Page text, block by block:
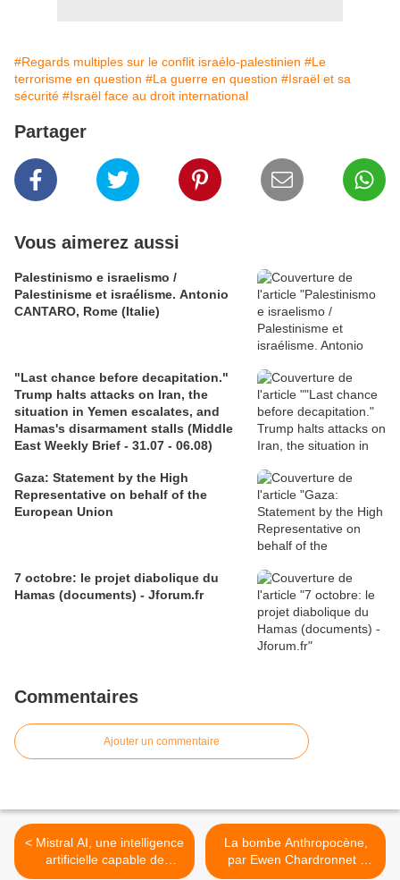
#Regards multiples sur le conflit israélo-palestinien #Le
terrorisme en question #La guerre en question #Israël et sa
sécurité #Israël face au droit international
Partager
Vous aimerez aussi
Palestinismo e israelismo /
Palestinisme et israélisme. Antonio
CANTARO, Rome (Italie)
"Last chance before decapitation."
Trump halts attacks on Iran, the
situation in Yemen escalates, and
Hamas's disarmament stalls (Middle
East Weekly Brief - 31.07 - 06.08)
Gaza: Statement by the High
Representative on behalf of the
European Union
7 octobre: le projet diabolique du
Hamas (documents) - Jforum.fr
Commentaires
Ajouter un commentaire
< Mistral AI, une intelligence
artificielle capable de
rivaliser avec ChatGPT
La bombe Anthropocène,
par Ewen Chardronnet -
AOC media >